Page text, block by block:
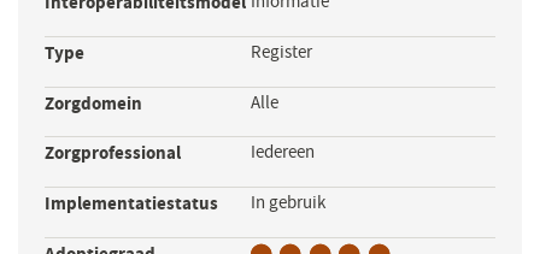
een
nieuw
Type Register
Zorgdomein Alle
Zorgprofessional Iedereen
Implementatiestatus In gebruik